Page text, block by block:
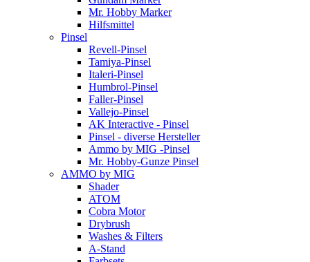
Mr. Hobby Marker
Hilfsmittel
Pinsel
Revell-Pinsel
Tamiya-Pinsel
Italeri-Pinsel
Humbrol-Pinsel
Faller-Pinsel
Vallejo-Pinsel
AK Interactive - Pinsel
Pinsel - diverse Hersteller
Ammo by MIG -Pinsel
Mr. Hobby-Gunze Pinsel
AMMO by MIG
Shader
ATOM
Cobra Motor
Drybrush
Washes & Filters
A-Stand